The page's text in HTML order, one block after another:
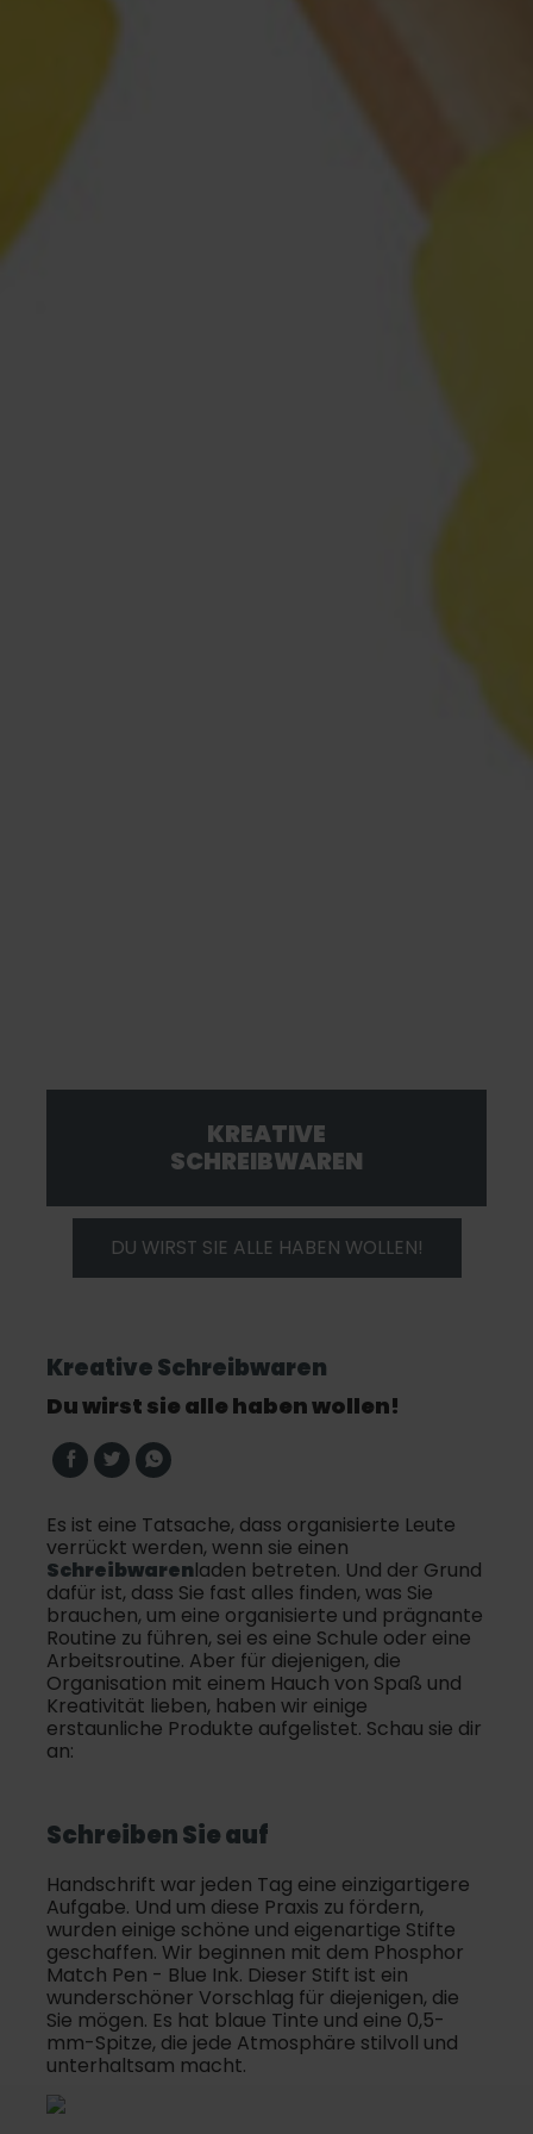
KREATIVE
SCHREIBWAREN
DU WIRST SIE ALLE HABEN WOLLEN!
Kreative Schreibwaren
Du wirst sie alle haben wollen!
Es ist eine Tatsache, dass organisierte Leute
verrückt werden, wenn sie einen
Schreibwarenladen betreten. Und der Grund
dafür ist, dass Sie fast alles finden, was Sie
brauchen, um eine organisierte und prägnante
Routine zu führen, sei es eine Schule oder eine
Arbeitsroutine. Aber für diejenigen, die
Organisation mit einem Hauch von Spaß und
Kreativität lieben, haben wir einige
erstaunliche Produkte aufgelistet. Schau sie dir
an:
Schreiben Sie auf
Handschrift war jeden Tag eine einzigartigere
Aufgabe. Und um diese Praxis zu fördern,
wurden einige schöne und eigenartige Stifte
geschaffen. Wir beginnen mit dem Phosphor
Match Pen - Blue Ink. Dieser Stift ist ein
wunderschöner Vorschlag für diejenigen, die
Sie mögen. Es hat blaue Tinte und eine 0,5-
mm-Spitze, die jede Atmosphäre stilvoll und
unterhaltsam macht.